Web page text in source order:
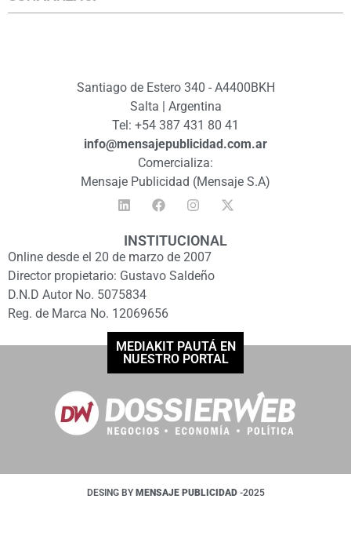
Santiago de Estero 340 - A4400BKH
Salta | Argentina
Tel: +54 387 431 80 41
info@mensajepublicidad.com.ar
Comercializa:
Mensaje Publicidad (Mensaje S.A)
INSTITUCIONAL
Online desde el 20 de marzo de 2007
Director propietario: Gustavo Saldeño
D.N.D Autor No. 5075834
Reg. de Marca No. 12069656
MEDIAKIT PAUTÁ EN
NUESTRO PORTAL
DESING BY MENSAJE PUBLICIDAD -2025